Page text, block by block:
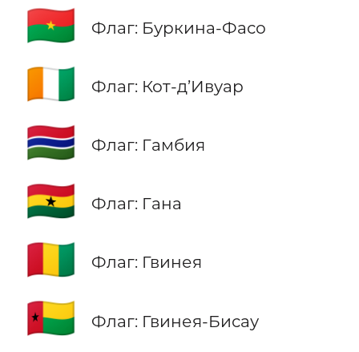
🇧🇫 Флаг: Буркина-Фасо
🇨🇮 Флаг: Кот-д’Ивуар
🇬🇲 Флаг: Гамбия
🇬🇭 Флаг: Гана
🇬🇳 Флаг: Гвинея
🇬🇼 Флаг: Гвинея-Бисау